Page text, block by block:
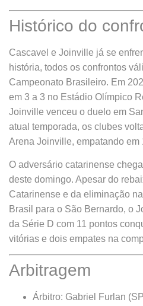
Histórico do
Cascavel e Joinville já se
história, todos os confrontos
Campeonato Brasileiro. Em
em 3 a 3 no Estádio Olímpico
Joinville venceu o duelo em
atual temporada, os clubes
Arena Joinville, empatando em
O adversário catarinense
deste domingo. Apesar do
Catarinense e da eliminação
Brasil para o São Bernardo, o
da Série D com 11 pontos
vitórias e dois empates na
Arbitragem
Árbitro: Gabriel Furlan